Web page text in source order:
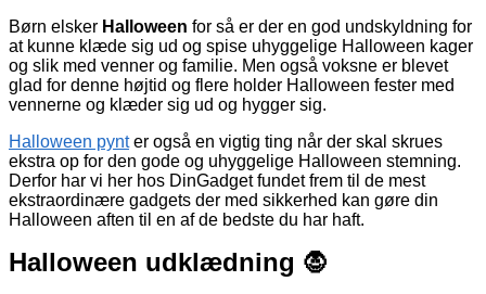
Børn elsker Halloween for så er der en god undskyldning for
at kunne klæde sig ud og spise uhyggelige Halloween kager
og slik med venner og familie. Men også voksne er blevet
glad for denne højtid og flere holder Halloween fester med
vennerne og klæder sig ud og hygger sig.
Halloween pynter også en vigtig ting når der skal skrues
ekstra op for den gode og uhyggelige Halloween stemning.
Derfor har vi her hos DinGadget fundet frem til de mest
ekstraordinære gadgets der med sikkerhed kan gøre din
Halloween aften til en af de bedste du har haft.
Halloween udklædning 🧛